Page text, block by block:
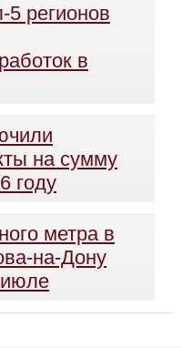
регионов
в
на сумму
году
метра в
на-Дону